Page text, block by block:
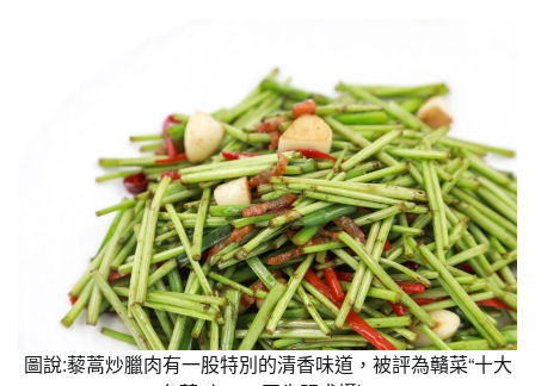
圖說:藜蒿炒臘肉有一股特別的清香味道，被評為贛菜“十大